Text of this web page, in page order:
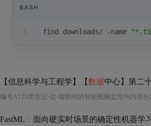
BASH
1 find downloads/ -name
【信息科学与工程学】【数据中心】第二
FastML ： 面向硬实时场景的确定性机器学